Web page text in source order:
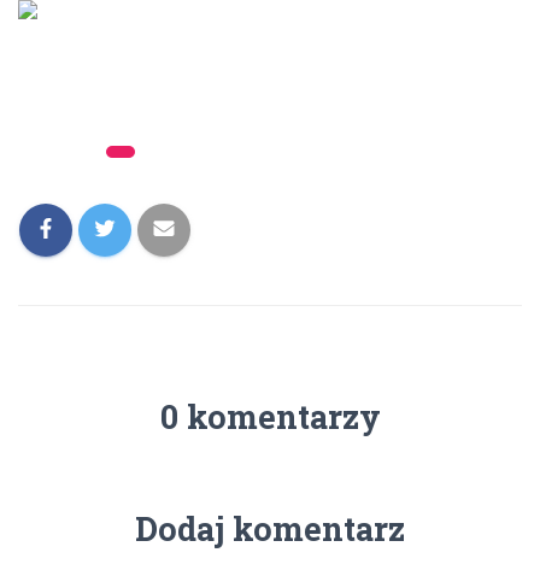
0 komentarzy
Dodaj komentarz